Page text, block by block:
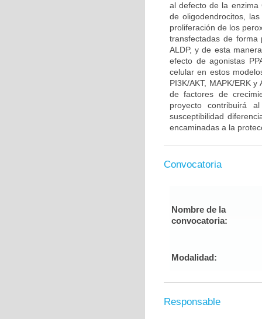
al defecto de la enzima
de oligodendrocitos,
proliferación de los
transfectadas de forma
ALDP, y de esta
efecto de agonistas
celular en estos
PI3K/AKT, MAPK/ERK
de factores de
proyecto contribuirá
susceptibilidad
encaminadas a la
Convocatoria
Nombre de la
convocatoria:
Modalidad:
Responsable